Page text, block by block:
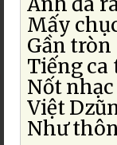
Mấy
Gần
Tiếng ca
Nốt
Việt
Như